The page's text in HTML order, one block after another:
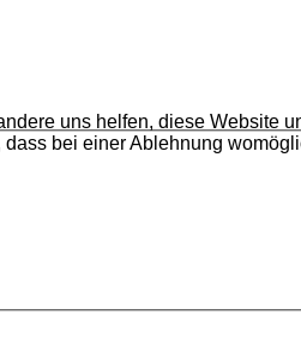
uns helfen, diese Website
bei einer Ablehnung